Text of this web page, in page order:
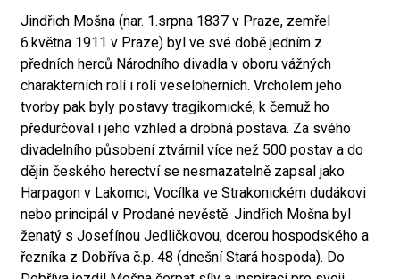
Jindřich Mošna (nar. 1.srpna 1837 v Praze, zemřel
6.května 1911 v Praze) byl ve své době jedním z
předních herců Národního divadla v oboru vážných
charakterních rolí i rolí veseloherních. Vrcholem jeho
tvorby pak byly postavy tragikomické, k čemuž ho
předurčoval i jeho vzhled a drobná postava. Za svého
divadelního působení ztvárnil více než 500 postav a do
dějin českého herectví se nesmazatelně zapsal jako
Harpagon v Lakomci, Vocílka ve Strakonickém dudákovi
nebo principál v Prodané nevěstě. Jindřich Mošna byl
ženatý s Josefínou Jedličkovou, dcerou hospodského a
řezníka z Dobříva č.p. 48 (dnešní Stará hospoda). Do